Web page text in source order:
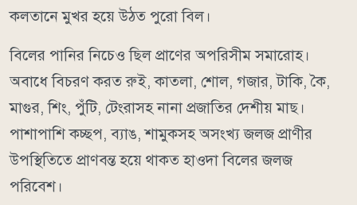
কলতানে মুখর হয়ে উঠত পুরো বিল।
বিলের পানির নিচেও ছিল প্রাণের অপরিসীম সমারোহ।
অবাধে বিচরণ করত রুই, কাতলা, শোল, গজার, টাকি, কৈ,
মাগুর, শিং, পুঁটি, টেংরাসহ নানা প্রজাতির দেশীয় মাছ।
পাশাপাশি কচ্ছপ, ব্যাঙ, শামুকসহ অসংখ্য জলজ প্রাণীর
উপস্থিতিতে প্রাণবন্ত হয়ে থাকত হাওদা বিলের জলজ
পরিবেশ।